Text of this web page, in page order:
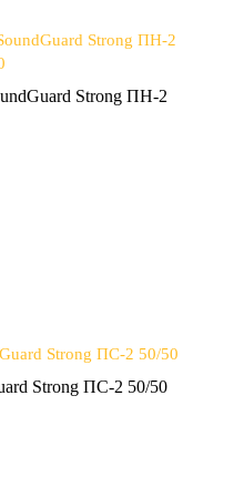
Strong ПН-2
Strong ПС-2 50/50